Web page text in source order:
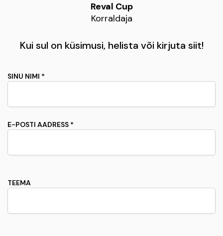
Reval Cup
Korraldaja
Kui sul on küsimusi, helista või kirjuta siit!
SINU NIMI *
E-POSTI AADRESS *
TEEMA